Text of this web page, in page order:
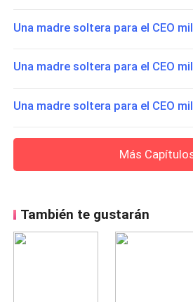
Una madre soltera para el CEO
Una madre soltera para el CEO
Una madre soltera para el CEO
Más
También te gustarán